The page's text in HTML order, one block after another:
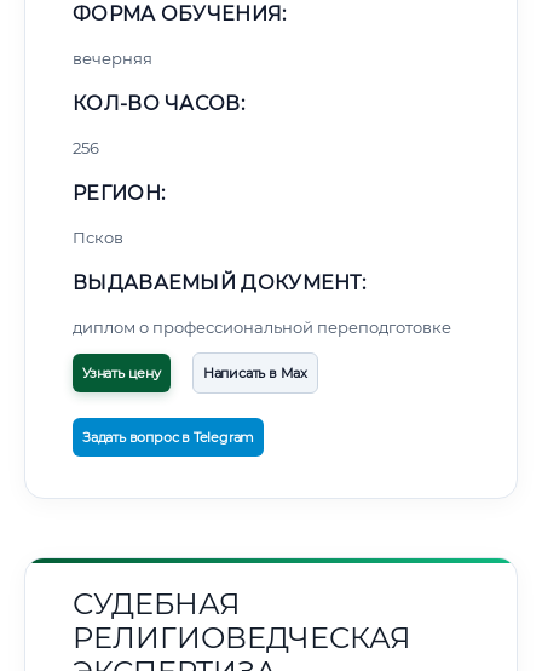
ФОРМА ОБУЧЕНИЯ:
вечерняя
КОЛ-ВО ЧАСОВ:
256
РЕГИОН:
Псков
ВЫДАВАЕМЫЙ ДОКУМЕНТ:
диплом о профессиональной переподготовке
Узнать цену Написать в Max
Задать вопрос в Telegram
СУДЕБНАЯ
РЕЛИГИОВЕДЧЕСКАЯ